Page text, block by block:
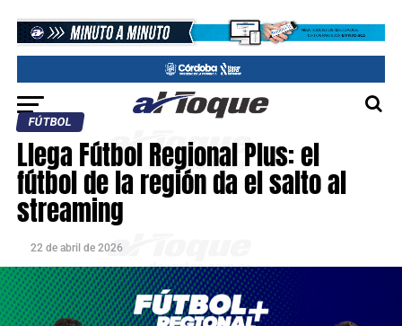
FÚTBOL
Llega Fútbol Regional Plus: el
fútbol de la región da el salto al
streaming
22 de abril de 2026